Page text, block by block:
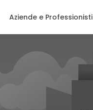
Aziende e Professionisti